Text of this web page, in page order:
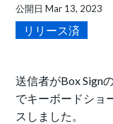
公開日Mar 13, 2023
リリース済
送信者がBox Sign
でキーボードショ
スしました。